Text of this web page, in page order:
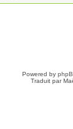
Powered by
Traduit par